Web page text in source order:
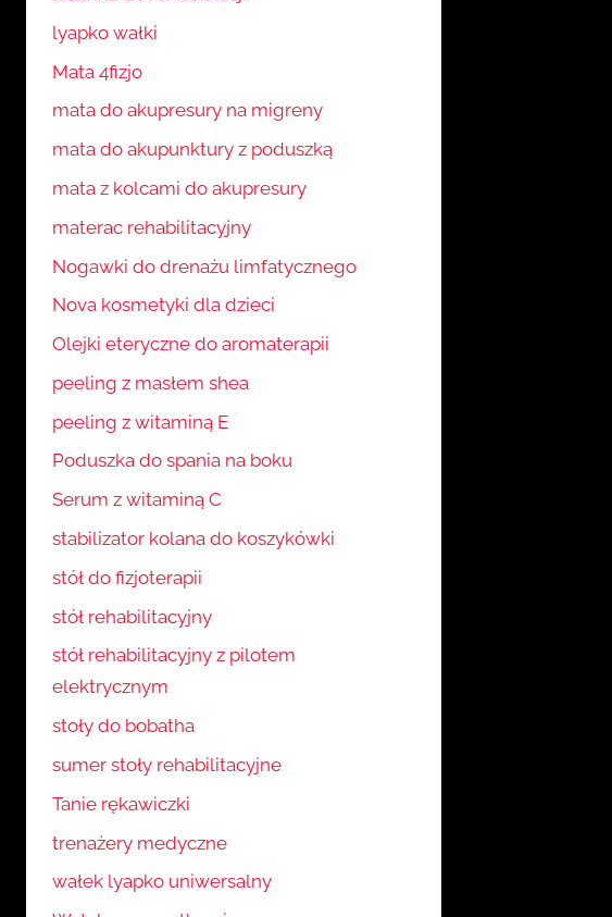
lyapko wałki
Mata 4fizjo
mata do akupresury na migreny
mata do akupunktury z poduszką
mata z kolcami do akupresury
materac rehabilitacyjny
Nogawki do drenażu limfatycznego
Nova kosmetyki dla dzieci
Olejki eteryczne do aromaterapii
peeling z masłem shea
peeling z witaminą E
Poduszka do spania na boku
Serum z witaminą C
stabilizator kolana do koszykówki
stół do fizjoterapii
stół rehabilitacyjny
stół rehabilitacyjny z pilotem
elektrycznym
stoły do bobatha
sumer stoły rehabilitacyjne
Tanie rękawiczki
trenażery medyczne
wałek lyapko uniwersalny